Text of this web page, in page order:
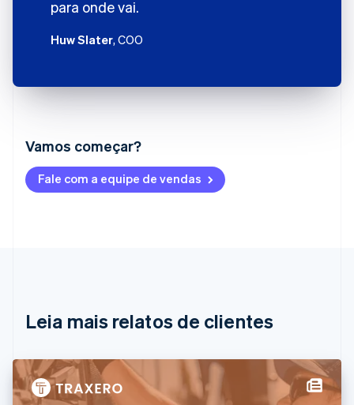
Vamos começar?
Fale com a equipe de vendas
para onde vai.
Huw Slater, COO
Leia mais relatos de clientes
DeutschEnglish
Austrália
Bulgária
English Français
China continental
简体中文English